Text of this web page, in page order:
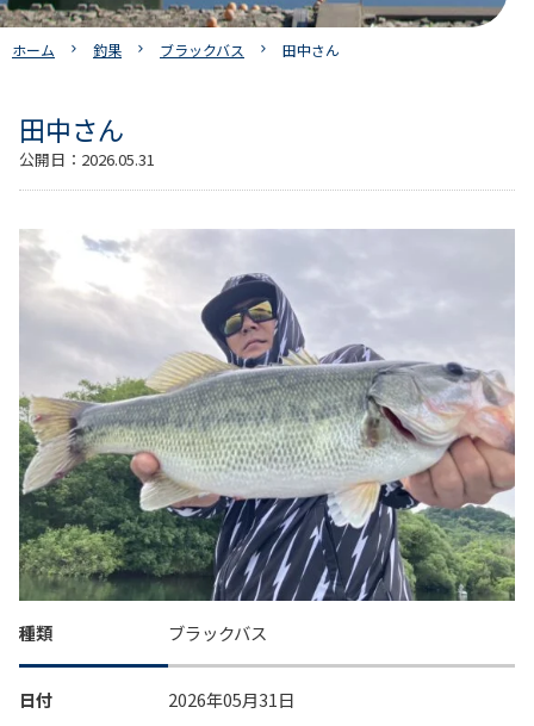
ホーム 釣果 ブラックバス 田中さん
田中さん
公開日： 2026.05.31
種類 ブラックバス
日付 2026年05月31日